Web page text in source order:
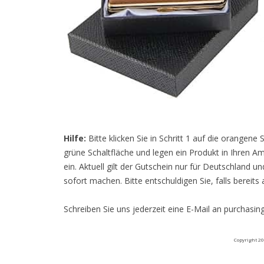
Hilfe: Bitte klicken Sie in Schritt 1 auf die orangene
grüne Schaltfläche und legen ein Produkt in Ihren
ein. Aktuell gilt der Gutschein nur für Deutschland
sofort machen. Bitte entschuldigen Sie, falls
Schreiben Sie uns jederzeit eine E-Mail an
Copyright